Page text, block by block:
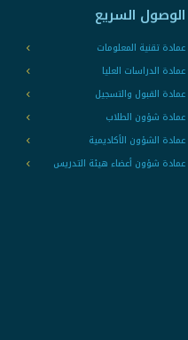
الوصول السريع
عمادة تقنية المعلومات
عمادة الدراسات العليا
عمادة القبول والتسجيل
عمادة شؤون الطلاب
عمادة الشؤون الأكاديمية
عمادة شؤون أعضاء هيئة التدريس